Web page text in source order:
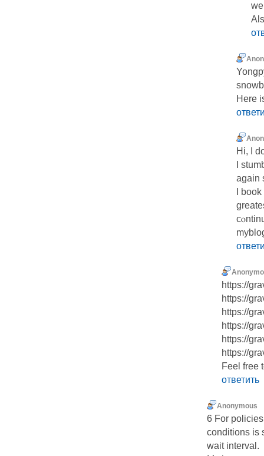
Here
Hі, I
I
again
I
https://
https://
https://
https://
https://
https://
Feel free
ответить
Anonymous
6 For
conditions is
wait interval.